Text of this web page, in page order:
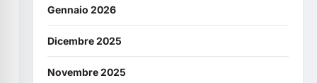
Gennaio 2026
Dicembre 2025
Novembre 2025